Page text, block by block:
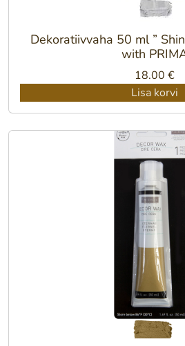
Dekoratiivvaha 50 ml ”
with
18.00 €
Lisa korvi